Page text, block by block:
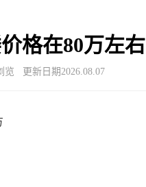
格在80万左右
览 更新日期2026.08.07